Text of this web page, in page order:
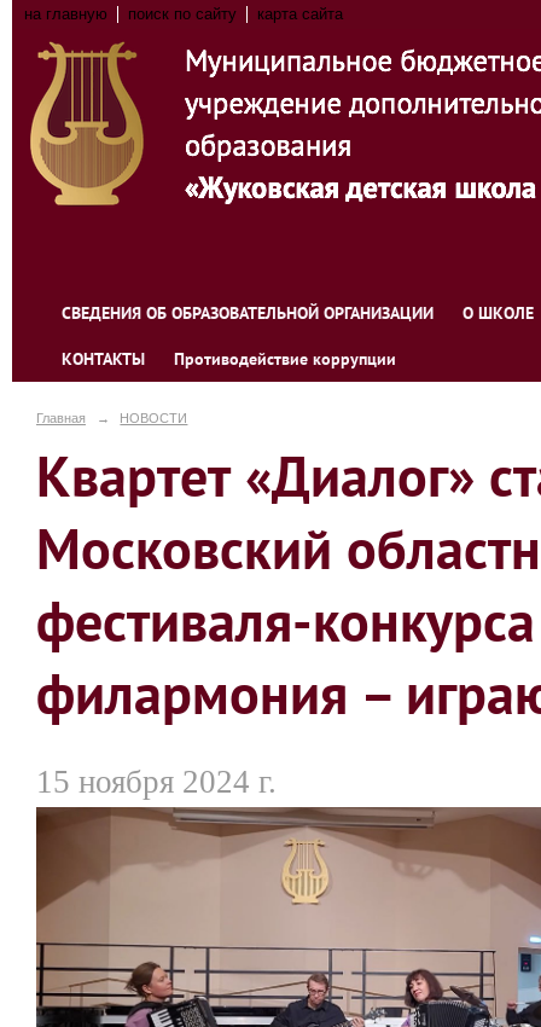
на главную поиск по сайту карта сайта
СВЕДЕНИЯ ОБ ОБРАЗОВАТЕЛЬНОЙ ОРГАНИЗАЦИИ О ШКОЛЕ
КОНТАКТЫ Противодействие коррупции
Главная → НОВОСТИ
Квартет «Диалог»
Московский
фестиваля-
филармония –
15 ноября 2024 г.